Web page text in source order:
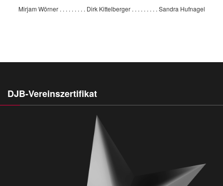
Mirjam Wörner . . . . . . . . . Dirk Kittelberger . . . . . . . . . Sandra Hufnagel
DJB-Vereinszertifikat